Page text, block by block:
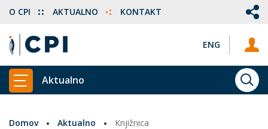
ENG
O CPI AKTUALNO KONTAKT
PRIKAŽI GLAVNI MENI
Aktualno
Domov Aktualno Knjižnica